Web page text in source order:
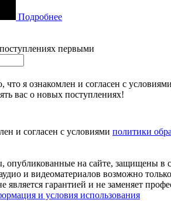
Подробнее
первыми
я ознакомлен и согласен с условиями
вас о новых поступлениях!
и согласен с условиями политики
на сайте, защищены в
и видеоматериалов возможно
является гарантией и не заменяет
и условия использования